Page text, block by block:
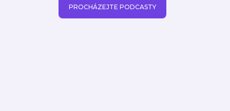
PROCHÁZEJTE PODCASTY